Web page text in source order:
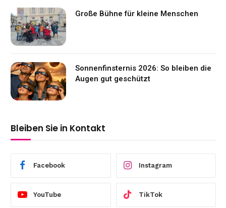
Große Bühne für kleine Menschen
Sonnenfinsternis 2026: So bleiben die
Augen gut geschützt
Bleiben Sie in Kontakt
Facebook Instagram
YouTube TikTok